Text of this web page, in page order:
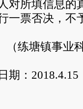
所填信息的
一票否决，不
练塘镇事业
：2018.4.15